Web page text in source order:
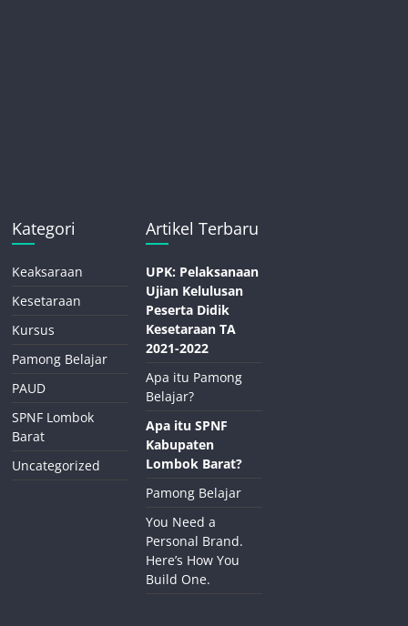
Kategori
Keaksaraan
Kesetaraan
Kursus
Pamong Belajar
PAUD
SPNF Lombok
Barat
Uncategorized
Artikel Terbaru
UPK: Pelaksanaan
Ujian Kelulusan
Peserta Didik
Kesetaraan TA
2021-2022
Apa itu Pamong
Belajar?
Apa itu SPNF
Kabupaten
Lombok Barat?
Pamong Belajar
You Need a
Personal Brand.
Here’s How You
Build One.